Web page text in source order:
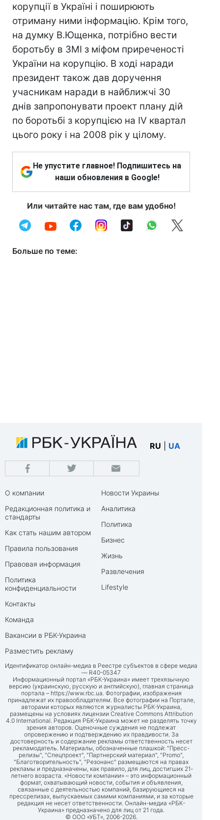
корупції в Україні і поширюють
отриману ними інформацію. Крім того,
на думку В.Ющенка, потрібно вести
боротьбу в ЗМІ з міфом приреченості
України на корупцію. В ході наради
президент також дав доручення
учасникам наради в найближчі 30
днів запропонувати проект плану дій
по боротьбі з корупцією на IV квартал
цього року і на 2008 рік у цілому.
Не упустите главное! Подпишитесь на
наши обновления в Google!
Или читайте нас там, где вам удобно!
Больше по теме:
RU UA
О компании
Редакционная политика и
стандарты
Как стать нашим автором
Правила пользования
Правовая информация
Политика
конфиденциальности
Контакты
Команда
Вакансии в РБК-Украина
Разместить рекламу
Новости Украины
Аналитика
Политика
Бизнес
Жизнь
Развлечения
Lifestyle
Идентификатор онлайн-медиа в Реестре субъектов в сфере медиа
— R40-05347
Информационный портал «РБК-Украина» имеет трехязычную
версию (украинскую, русскую и английскую), главная страница
портала – https://www.rbc.ua. Фотографии, изображения
принадлежат их правообладателям. Все фотографии на Портале,
авторами которых являются журналисты РБК-Украина,
размещены на условиях лицензии Creative Commons Attribution
4.0 International. Редакция РБК-Украина может не разделять точку
зрения авторов. Оценочные суждения не подлежат
опровержению и подтверждению их правдивости. За
достоверность и содержание рекламы ответственность несет
рекламодатель. Материалы, обозначенные плашкой: "Пресс-
релизы", "Спецпроект", "Партнерский материал", "Promo",
"Благотворительность", "Резонанс" размещаются на правах
рекламы и предназначены, как правило, для лиц, достигших 21-
летнего возраста. «Новости компании» – это информационный
формат, охватывающий новости, события и объявления,
связанные с деятельностью компаний, базирующиеся на
прессрелизах, выпускаемых самими компаниями, и за которые
редакция не несет ответственности. Онлайн-медиа «РБК-
Украина» предназначено для лиц от 21 года.
© ООО «УБТ», 2006-2026.